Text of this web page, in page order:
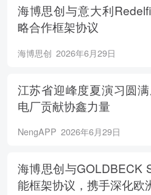
海博思创与意大利
略合作框架协议
海博思创 2026年6月29日
江苏省迎峰度夏演习圆
电厂贡献协鑫力量
NengAPP 2026年6月29日
海博思创与GOLDBECK
能框架协议，携手深化欧